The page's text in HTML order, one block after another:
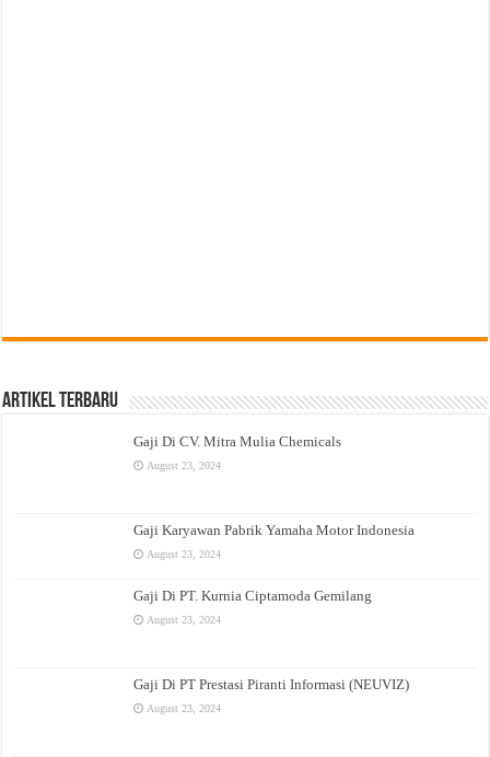
Artikel Terbaru
Gaji Di CV. Mitra Mulia Chemicals
August 23, 2024
Gaji Karyawan Pabrik Yamaha Motor Indonesia
August 23, 2024
Gaji Di PT. Kurnia Ciptamoda Gemilang
August 23, 2024
Gaji Di PT Prestasi Piranti Informasi (NEUVIZ)
August 23, 2024